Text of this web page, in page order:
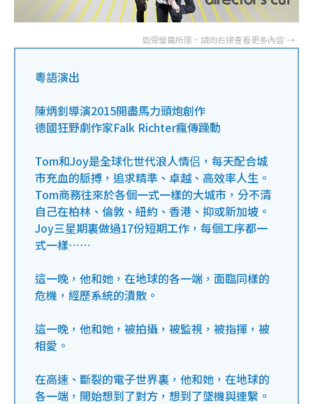
粵語演出
陳炳釗導演2015開盡馬力頭炮創作
德國狂野劇作家Falk Richter瘋傳躁動
Tom和Joy是全球化世代浪人情侣，每天配合城
市充血的脈搏，追求精準、卓越、高效率人生。
Tom商務往來於各個一式一樣的大城市，分不清
自己在柏林、倫敦、紐約、香港、抑或新加坡。
Joy三星期裏做過17份短期工作，每個工序都一
式一樣⋯⋯
這一晚，他和她，在地球的各一端，面臨同樣的
危機，經歷系統的潰散。
這一晚，他和她，被拍攝，被監視，被指揮，被
相愛。
在高速、斷裂的電子世界裏，他和她，在地球的
各一端，開始想到了對方，想到了墜機與連繫。